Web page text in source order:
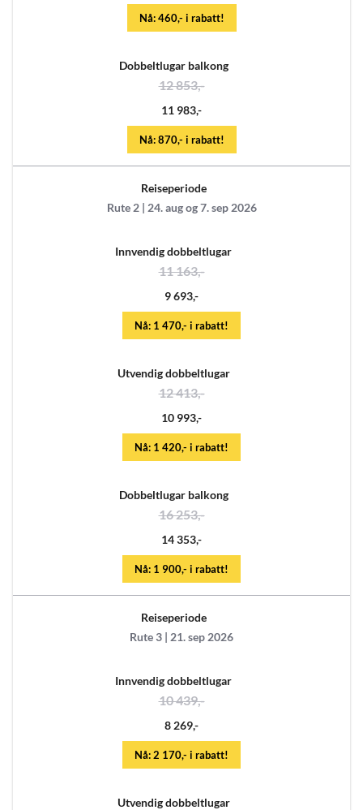
Nå: 460,- i rabatt!
Dobbeltlugar balkong
12 853,-
11 983,-
Nå: 870,- i rabatt!
Reiseperiode
Rute 2 | 24. aug og 7. sep 2026
Innvendig dobbeltlugar
11 163,-
9 693,-
Nå: 1 470,- i rabatt!
Utvendig dobbeltlugar
12 413,-
10 993,-
Nå: 1 420,- i rabatt!
Dobbeltlugar balkong
16 253,-
14 353,-
Nå: 1 900,- i rabatt!
Reiseperiode
Rute 3 | 21. sep 2026
Innvendig dobbeltlugar
10 439,-
8 269,-
Nå: 2 170,- i rabatt!
Utvendig dobbeltlugar